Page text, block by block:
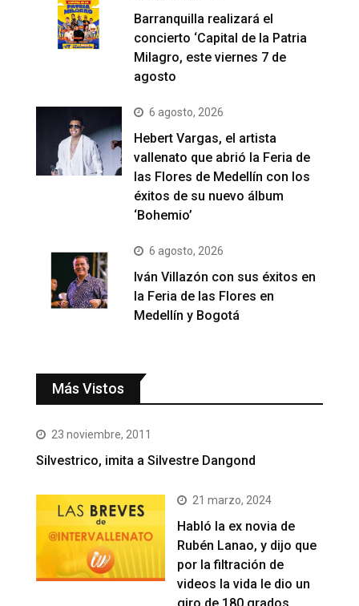
Barranquilla realizará el
concierto ‘Capital de la Patria
Milagro, este viernes 7 de
agosto
6 agosto, 2026
Hebert Vargas, el artista
vallenato que abrió la Feria de
las Flores de Medellín con los
éxitos de su nuevo álbum
‘Bohemio’
6 agosto, 2026
Iván Villazón con sus éxitos en
la Feria de las Flores en
Medellín y Bogotá
Más Vistos
23 noviembre, 2011
Silvestrico, imita a Silvestre Dangond
21 marzo, 2024
Habló la ex novia de
Rubén Lanao, y dijo que
por la filtración de
videos la vida le dio un